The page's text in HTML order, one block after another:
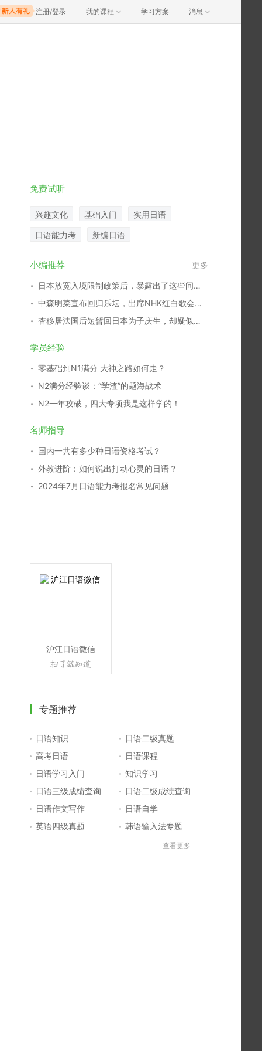
注册/登录 我的课程 学习方案 消息
免费试听
兴趣文化 基础入门 实用日语
日语能力考 新编日语
小编推荐 更多
日本放宽入境限制政策后，暴露出了这些问题……
中森明菜宣布回归乐坛，出席NHK红白歌会引发外界担忧？
杏移居法国后短暂回日本为子庆生，却疑似被爆出新恋情？！
学员经验
零基础到N1满分 大神之路如何走？
N2满分经验谈：“学渣”的题海战术
N2一年攻破，四大专项我是这样学的！
名师指导
国内一共有多少种日语资格考试？
外教进阶：如何说出打动心灵的日语？
2024年7月日语能力考报名常见问题
沪江日语微信
专题推荐
日语知识
日语二级真题
高考日语
日语课程
日语学习入门
知识学习
日语三级成绩查询
日语二级成绩查询
日语作文写作
日语自学
英语四级真题
韩语输入法专题
日语输入法查看更多